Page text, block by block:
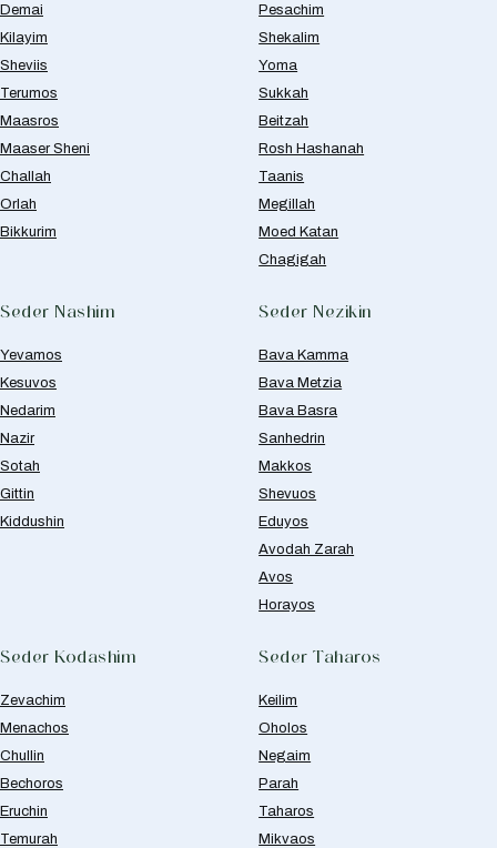
Demai
Kilayim
Sheviis
Terumos
Maasros
Maaser Sheni
Challah
Orlah
Bikkurim
Pesachim
Shekalim
Yoma
Sukkah
Beitzah
Rosh Hashanah
Taanis
Megillah
Moed Katan
Chagigah
Seder Nashim
Yevamos
Kesuvos
Nedarim
Nazir
Sotah
Gittin
Kiddushin
Seder Nezikin
Bava Kamma
Bava Metzia
Bava Basra
Sanhedrin
Makkos
Shevuos
Eduyos
Avodah Zarah
Avos
Horayos
Seder Kodashim
Zevachim
Menachos
Chullin
Bechoros
Eruchin
Temurah
Seder Taharos
Keilim
Oholos
Negaim
Parah
Taharos
Mikvaos